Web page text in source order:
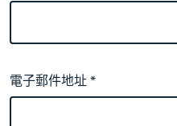
電子郵件地址*